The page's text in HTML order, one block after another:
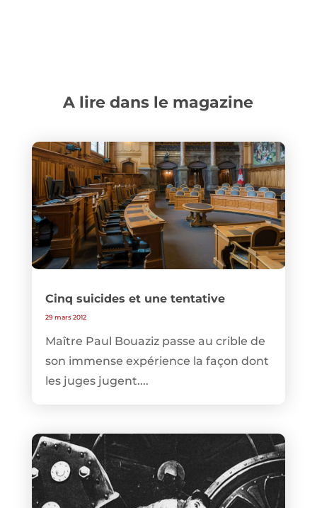
A lire dans le magazine
Cinq suicides et une tentative
29 mars 2012
Maître Paul Bouaziz passe au crible de
son immense expérience la façon dont
les juges jugent....